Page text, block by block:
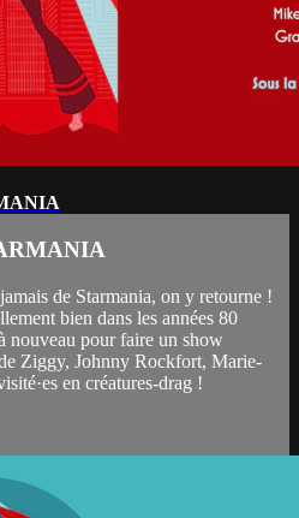
de Starmania, on y retourne !
bien dans les années 80
nouveau pour faire un show
Ziggy, Johnny Rockfort, Marie-
en créatures-drag !